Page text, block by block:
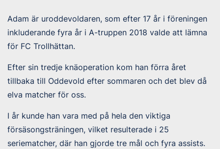
Adam är uroddevoldaren, som efter 17 år i föreningen
inkluderande fyra år i A-truppen 2018 valde att lämna
för FC Trollhättan.
Efter sin tredje knäoperation kom han förra året
tillbaka till Oddevold efter sommaren och det blev då
elva matcher för oss.
I år kunde han vara med på hela den viktiga
försäsongsträningen, vilket resulterade i 25
seriematcher, där han gjorde tre mål och fyra assists.